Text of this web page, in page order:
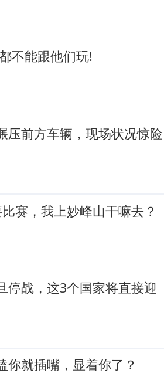
不能跟他们玩!
压前方车辆，现场状况惊险
赛，我上妙峰山干嘛去？
停战，这3个国家将直接迎
你就插嘴，显着你了？